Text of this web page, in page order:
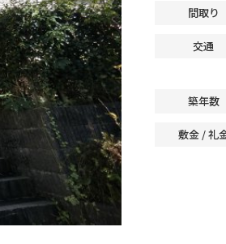
間取り
交通
築年数
敷金 / 礼